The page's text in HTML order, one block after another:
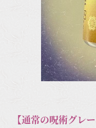
【通常の呪術グレー